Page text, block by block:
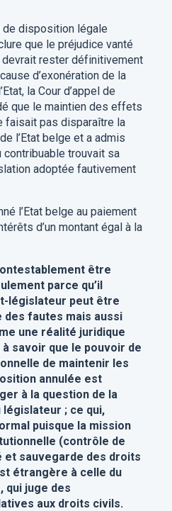
de disposition légale
que le préjudice vanté
rester définitivement
d’exonération de la
la Cour d’appel de
que le maintien des effets
faisait pas disparaître la
l’Etat belge et a admis
contribuable trouvait sa
adoptée fautivement
l’Etat belge au paiement
d’un montant égal à la
être
parce qu’il
législateur peut être
des fautes mais aussi
une réalité juridique
savoir que le pouvoir de
de maintenir les
annulée est
à la question de la
; ce qui,
puisque la mission
(contrôle de
et sauvegarde des droits
étrangère à celle du
qui juge des
aux droits civils.